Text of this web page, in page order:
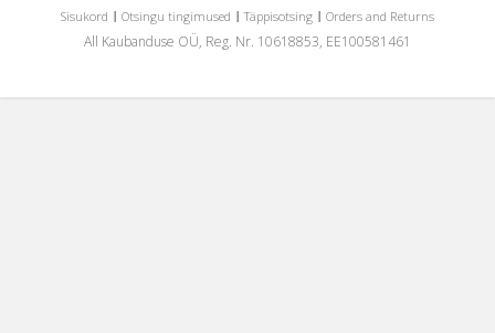
Sisukord Otsingu tingimused Täppisotsing Orders and Returns
All Kaubanduse OÜ, Reg. Nr. 10618853, EE100581461